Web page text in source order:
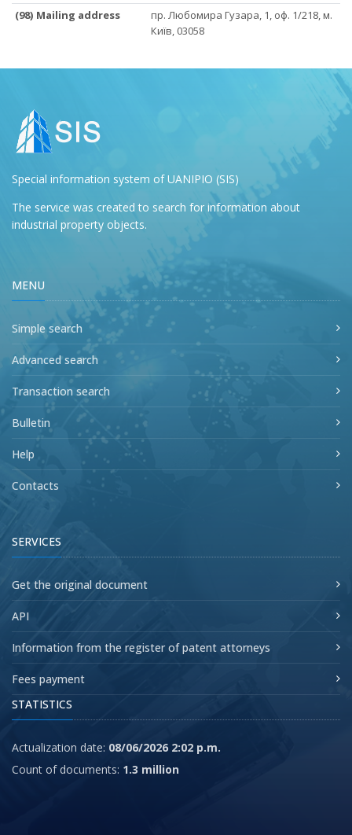
(98) Mailing address
пр. Любомира Гузара, 1, оф. 1/218, м.
Київ, 03058
Special information system of UANIPIO (SIS)
The service was created to search for information about
industrial property objects.
MENU
Simple search
Advanced search
Transaction search
Bulletin
Help
Contacts
SERVICES
Get the original document
API
Information from the register of patent attorneys
Fees payment
STATISTICS
Actualization date: 08/06/2026 2:02 p.m.
Count of documents: 1.3 million